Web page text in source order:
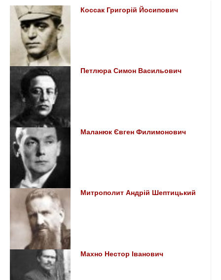
Коссак Григорій Йосипович
Петлюра Симон Васильович
Маланюк Євген Филимонович
Митрополит Андрій Шептицький
Махно Нестор Іванович